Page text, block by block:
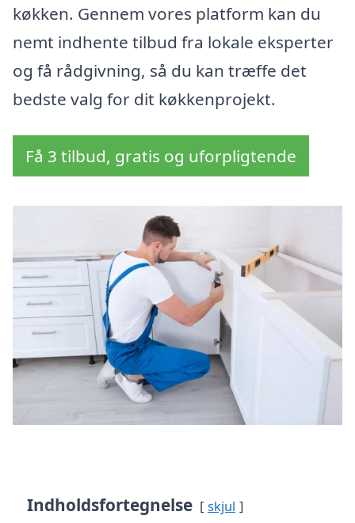
køkken. Gennem vores platform kan du
nemt indhente tilbud fra lokale eksperter
og få rådgivning, så du kan træffe det
bedste valg for dit køkkenprojekt.
Få 3 tilbud, gratis og uforpligtende
Indholdsfortegnelse skjul